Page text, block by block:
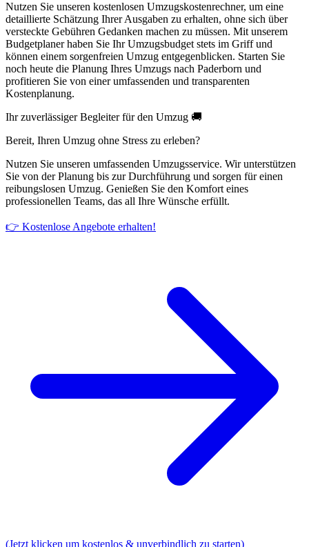
Nutzen Sie unseren kostenlosen Umzugskostenrechner, um eine
detaillierte Schätzung Ihrer Ausgaben zu erhalten, ohne sich über
versteckte Gebühren Gedanken machen zu müssen. Mit unserem
Budgetplaner haben Sie Ihr Umzugsbudget stets im Griff und
können einem sorgenfreien Umzug entgegenblicken. Starten Sie
noch heute die Planung Ihres Umzugs nach Paderborn und
profitieren Sie von einer umfassenden und transparenten
Kostenplanung.
Ihr zuverlässiger Begleiter für den Umzug 🚚
Bereit, Ihren Umzug ohne Stress zu erleben?
Nutzen Sie unseren umfassenden Umzugsservice. Wir unterstützen
Sie von der Planung bis zur Durchführung und sorgen für einen
reibungslosen Umzug. Genießen Sie den Komfort eines
professionellen Teams, das all Ihre Wünsche erfüllt.
👉 Kostenlose Angebote erhalten!
(Jetzt klicken um kostenlos & unverbindlich zu starten)